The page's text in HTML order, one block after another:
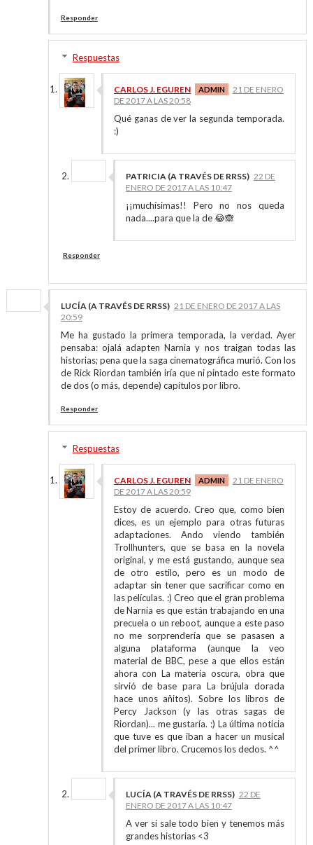
Responder
Respuestas
CARLOS J. EGUREN
21 DE ENERO
DE 2017 A LAS 20:58
Qué ganas de ver la segunda temporada.
:)
PATRICIA (A TRAVÉS DE RRSS) 22 DE
ENERO DE 2017 A LAS 10:47
¡¡muchísimas!! Pero no nos queda
nada....para que la de 😂🙈
Responder
LUCÍA (A TRAVÉS DE RRSS) 21 DE ENERO DE 2017 A LAS
20:59
Me ha gustado la primera temporada, la verdad. Ayer
pensaba: ojalá adapten Narnia y nos traigan todas las
historias; pena que la saga cinematográfica murió. Con los
de Rick Riordan también iría que ni pintado este formato
de dos (o más, depende) capítulos por libro.
Responder
Respuestas
CARLOS J. EGUREN
21 DE ENERO
DE 2017 A LAS 20:59
Estoy de acuerdo. Creo que, como bien
dices, es un ejemplo para otras futuras
adaptaciones. Ando viendo también
Trollhunters, que se basa en la novela
original, y me está gustando, aunque sea
de otro estilo, pero es un modo de
adaptar sin tener que sacrificar como en
las películas. :) Creo que el gran problema
de Narnia es que están trabajando en una
precuela o un reboot, aunque a este paso
no me sorprendería que se pasasen a
alguna plataforma (aunque la veo
material de BBC, pese a que ellos están
ahora con La materia oscura, obra que
sirvió de base para La brújula dorada
hace unos añitos). Sobre los libros de
Percy Jackson (y las otras sagas de
Riordan)... me gustaría. :) La última noticia
que tuve es que iban a hacer un musical
del primer libro. Crucemos los dedos. ^^
LUCÍA (A TRAVÉS DE RRSS) 22 DE
ENERO DE 2017 A LAS 10:47
A ver si sale todo bien y tenemos más
grandes historias <3